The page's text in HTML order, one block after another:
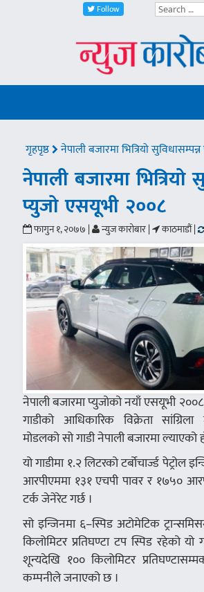
Follow
गृहपृष्ठ नेपाली बजारमा भित्रियो
नेपाली बजारमा भित्रियो
प्युजो एसयूभी २००८
फागुन १, २०७७ | न्युज कारोबार | काठमाडौं |
नेपाली बजारमा प्युजोको नयाँ एसयूभी २००८
गाडीको आधिकारिक विक्रेता
मोडलको सो गाडी नेपाली बजारमा ल्याएको
यो गाडीमा १.२ लिटरको टर्बोचार्ज्ड
आरपीएममा १३१ एचपी पावर र १७५०
टर्क जेनेरेट गर्छ ।
सो इन्जिनमा ६–स्पिड अटोमेटिक
किलोमिटर प्रतिघण्टा टप स्पिड रहेको
शून्यदेखि १०० किलोमिटर
कम्पनीले जनाएको छ ।